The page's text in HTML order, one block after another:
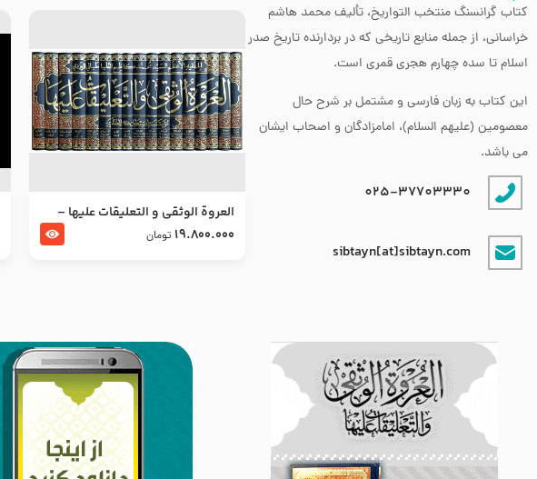
کتاب گرانسنگ منتخب التواريخ، تألیف محمد هاشم
خراسانی، از جمله منابع تاریخی که در بردارنده تاریخ صدر
اسلام تا سده چهارم هجری قمری است.
این کتاب به زبان فارسی و مشتمل بر شرح حال
معصومین (علیهم السلام)، امامزادگان و اصحاب ایشان
می باشد.
025-37703330
sibtayn[at]sibtayn.com
العروة الوثقى و التعليقات عليها –
طرح جدید
19.800.000 تومان